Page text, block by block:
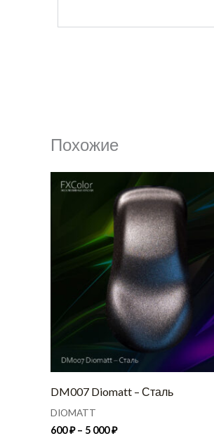
Похожие
DM007 Diomatt – Сталь
DIOMATT
600₽ – 5 000₽
Диапазон
цен:
600 ₽
–
000 ₽